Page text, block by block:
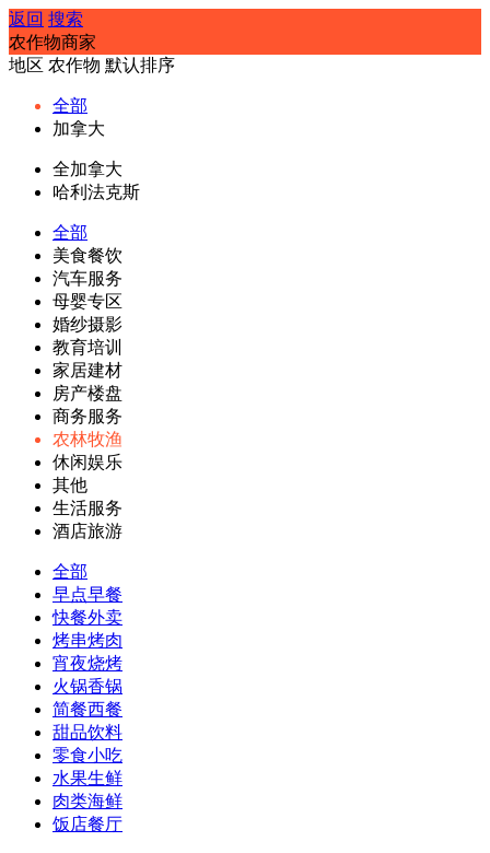
返回 搜索
农作物商家
地区 农作物 默认排序
全部
加拿大
全加拿大
哈利法克斯
全部
美食餐饮
汽车服务
母婴专区
婚纱摄影
教育培训
家居建材
房产楼盘
商务服务
农林牧渔
休闲娱乐
其他
生活服务
酒店旅游
全部
早点早餐
快餐外卖
烤串烤肉
宵夜烧烤
火锅香锅
简餐西餐
甜品饮料
零食小吃
水果生鲜
肉类海鲜
饭店餐厅